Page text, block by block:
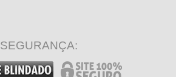
SEGURANÇA: